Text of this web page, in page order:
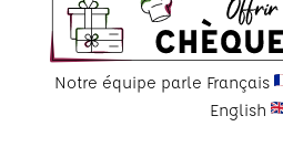
Notre équipe parle Français
English